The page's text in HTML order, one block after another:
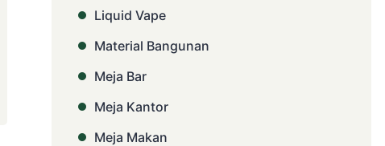
Liquid Vape
Material Bangunan
Meja Bar
Meja Kantor
Meja Makan